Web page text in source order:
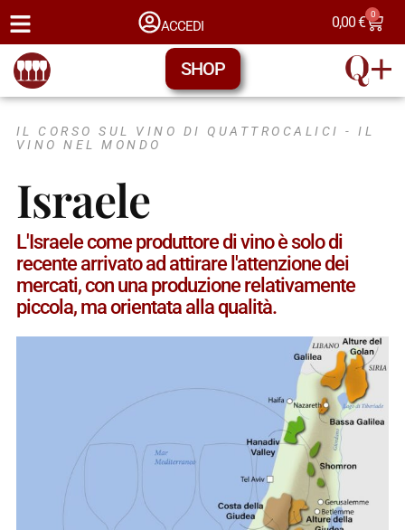
ACCEDI 0,00€ 0
SHOP
IL CORSO SUL VINO DI QUATTROCALICI -IL
VINO NEL MONDO
Israele
L'Israele come produttore di vino è solo di
recente arrivato ad attirare l'attenzione dei
mercati, con una produzione relativamente
piccola, ma orientata alla qualità.